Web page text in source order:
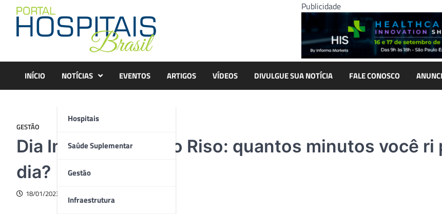
content
Publicidade
INÍCIO NOTÍCIAS
Hospitais
Saúde Suplementar
Gestão
Infraestrutura
EVENTOS ARTIGOS VÍDEOS DIVULGUE SUA NOTÍCIA FALE CONOSCO
GESTÃO
Dia Internacional do Riso: quantos minutos você ri
dia?
18/01/2023